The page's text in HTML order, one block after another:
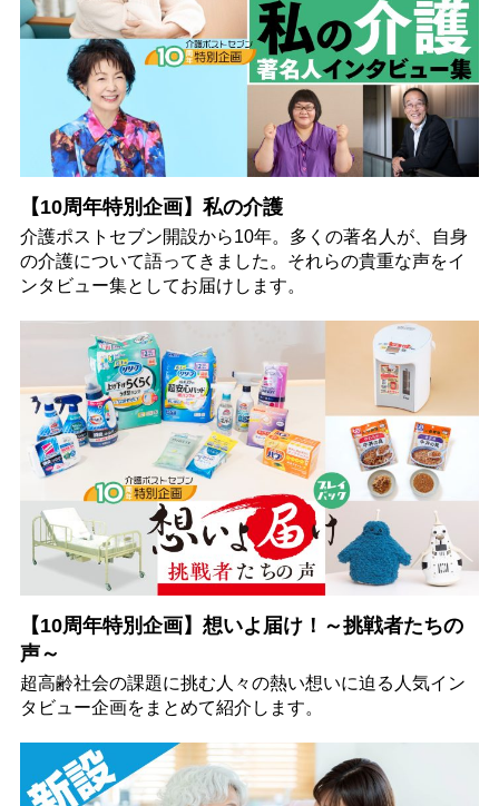
【10周年特別企画】私の介護
介護ポストセブン開設から10年。多くの著名人が、自身
の介護について語ってきました。それらの貴重な声をイ
ンタビュー集としてお届けします。
【10周年特別企画】想いよ届け！～挑戦者たちの
声～
超高齢社会の課題に挑む人々の熱い想いに迫る人気イン
タビュー企画をまとめて紹介します。